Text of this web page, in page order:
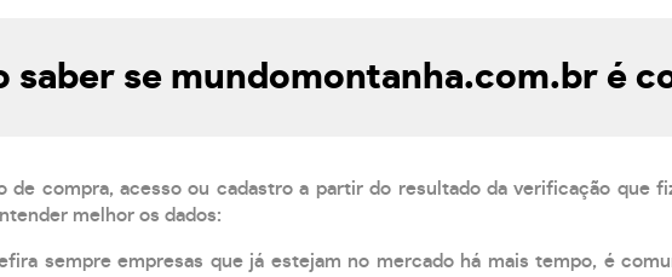
saber se mundomontanha.com.br é
de compra, acesso ou cadastro a partir do resultado da verificação que
melhor os dados:
sempre empresas que já estejam no mercado há mais tempo, é